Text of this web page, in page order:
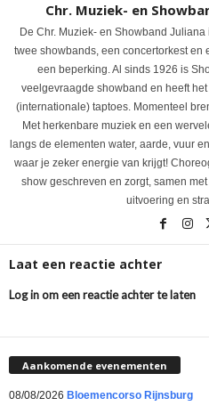
Chr. Muziek- en
De Chr. Muziek- en Showband
twee showbands, een concertorkest en
een beperking. Al sinds 1926 is
veelgevraagde showband en heeft
(internationale) taptoes. Momenteel
Met herkenbare muziek en een
langs de elementen water, aarde, vuur
waar je zeker energie van krijgt!
show geschreven en zorgt, samen
uitvoering en
Laat een reactie achter
Log in om een reactie achter te laten
Aankomende evenementen
08/08/2026 Bloemencorso Rijnsburg